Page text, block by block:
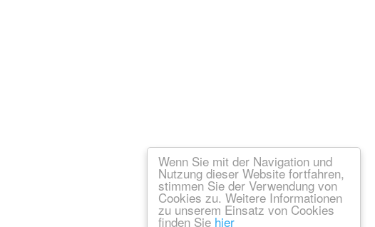
Wenn Sie mit der Navigation und
Nutzung dieser Website fortfahren,
stimmen Sie der Verwendung von
Cookies zu. Weitere Informationen
zu unserem Einsatz von Cookies
finden Sie hier